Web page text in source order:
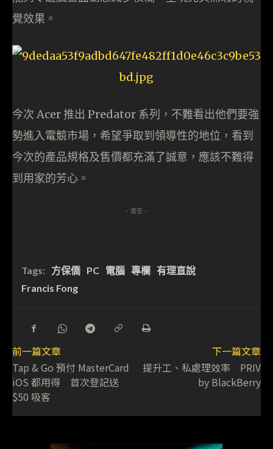
覺效果。
今次 Acer 推出 Predator 系列，不難看出他們要強
勢進入電競市場，希望爭取到領導性的地位，看到
今次的產品規格及售價都充滿了誠意，應該不難得
到用家的芳心。
- 廣告 -
Tags: 方保僑 PC 電腦 專欄 有理直說
Francis Fong
前一篇文章
Tap & Go 預付 MasterCard
iOS 都用得 首次登記送
$50 吸客
下一篇文章
提升工、私處理效率 PRIV
by BlackBerry